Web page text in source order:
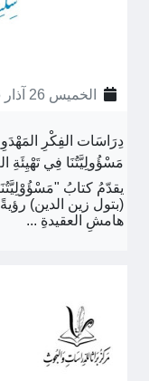
الخميس 26 آذار 2026
دِرَاسَات الفِكْرِ
مَسْؤُولِيَّتُنَا فِي تَهْيِئَةِ
يقدّمُ كتابُ
(بتول زين الدين)
هامشِ العقيدةِ ...